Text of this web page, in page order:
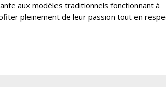
aux modèles traditionnels fonctionnant à
pleinement de leur passion tout en